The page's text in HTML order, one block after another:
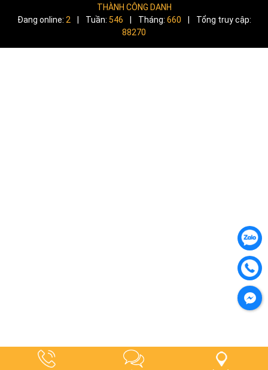
THÀNH CÔNG DANH
Đang online: 2 Tuần: 546 Tháng: 660
Tổng truy cập:
88270